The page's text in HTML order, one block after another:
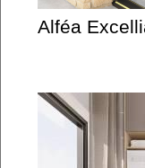
Alféa